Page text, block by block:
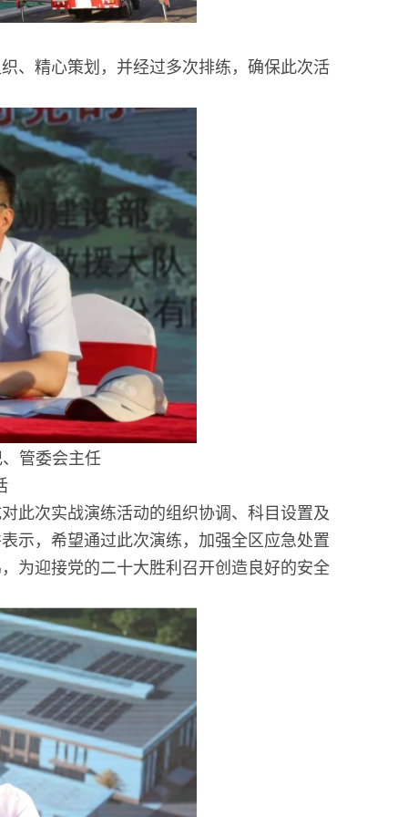
、精心策划，并经过多次排练，确保此次活
管委会主任
此次实战演练活动的组织协调、科目设置及
示，希望通过此次演练，加强全区应急处置
为迎接党的二十大胜利召开创造良好的安全